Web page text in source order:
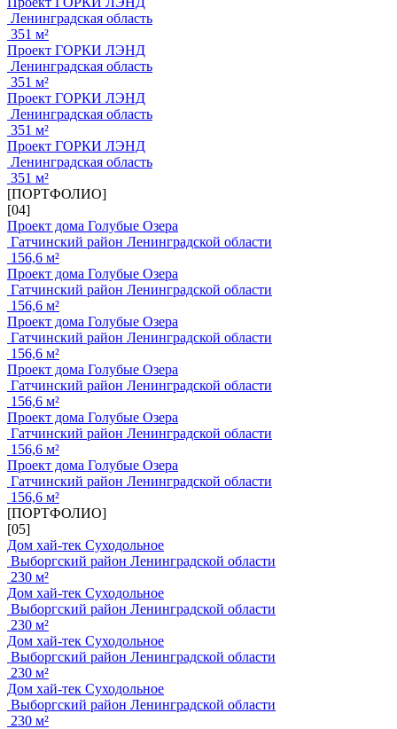
Ленинградская область
351 м²
Проект ГОРКИ ЛЭНД
Ленинградская область
351 м²
Проект ГОРКИ ЛЭНД
Ленинградская область
351 м²
Проект ГОРКИ ЛЭНД
Ленинградская область
351 м²
[ПОРТФОЛИО]
[04]
Проект дома Голубые Озера
Гатчинский район Ленинградской области
156,6 м²
Проект дома Голубые Озера
Гатчинский район Ленинградской области
156,6 м²
Проект дома Голубые Озера
Гатчинский район Ленинградской области
156,6 м²
Проект дома Голубые Озера
Гатчинский район Ленинградской области
156,6 м²
Проект дома Голубые Озера
Гатчинский район Ленинградской области
156,6 м²
Проект дома Голубые Озера
Гатчинский район Ленинградской области
156,6 м²
[ПОРТФОЛИО]
[05]
Дом хай-тек Суходольное
Выборгский район Ленинградской области
230 м²
Дом хай-тек Суходольное
Выборгский район Ленинградской области
230 м²
Дом хай-тек Суходольное
Выборгский район Ленинградской области
230 м²
Дом хай-тек Суходольное
Выборгский район Ленинградской области
230 м²